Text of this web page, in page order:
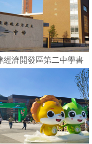
經濟開發區第二中學書